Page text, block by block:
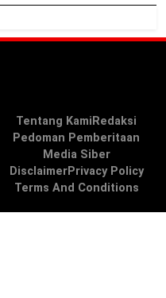
Tentang Kami Redaksi
Pedoman Pemberitaan
Media Siber
DisclaimerPrivacy Policy
Terms And Conditions